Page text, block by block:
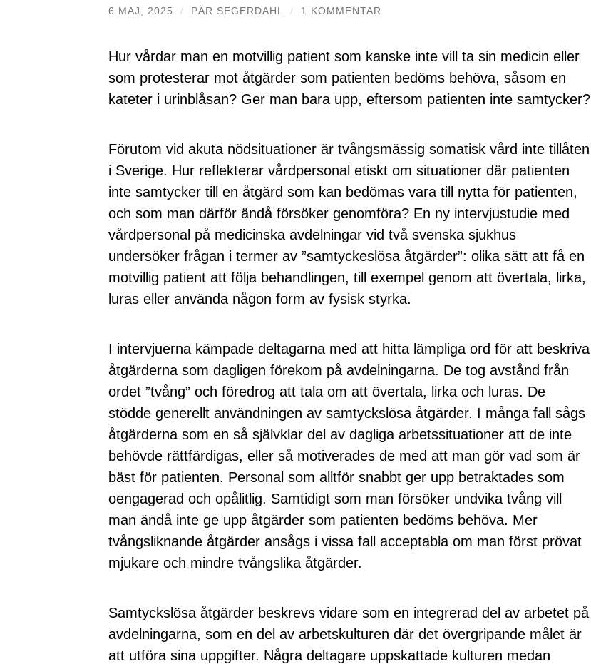
6 MAJ, 2025 / PÄR SEGERDAHL / 1 KOMMENTAR
Hur vårdar man en motvillig patient som kanske inte vill ta sin medicin eller
som protesterar mot åtgärder som patienten bedöms behöva, såsom en
kateter i urinblåsan? Ger man bara upp, eftersom patienten inte samtycker?
Förutom vid akuta nödsituationer är tvångsmässig somatisk vård inte tillåten
i Sverige. Hur reflekterar vårdpersonal etiskt om situationer där patienten
inte samtycker till en åtgärd som kan bedömas vara till nytta för patienten,
och som man därför ändå försöker genomföra? En ny intervjustudie med
vårdpersonal på medicinska avdelningar vid två svenska sjukhus
undersöker frågan i termer av ”samtyckeslösa åtgärder”: olika sätt att få en
motvillig patient att följa behandlingen, till exempel genom att övertala, lirka,
luras eller använda någon form av fysisk styrka.
I intervjuerna kämpade deltagarna med att hitta lämpliga ord för att beskriva
åtgärderna som dagligen förekom på avdelningarna. De tog avstånd från
ordet ”tvång” och föredrog att tala om att övertala, lirka och luras. De
stödde generellt användningen av samtyckslösa åtgärder. I många fall sågs
åtgärderna som en så självklar del av dagliga arbetssituationer att de inte
behövde rättfärdigas, eller så motiverades de med att man gör vad som är
bäst för patienten. Personal som alltför snabbt ger upp betraktades som
oengagerad och opålitlig. Samtidigt som man försöker undvika tvång vill
man ändå inte ge upp åtgärder som patienten bedöms behöva. Mer
tvångsliknande åtgärder ansågs i vissa fall acceptabla om man först prövat
mjukare och mindre tvångslika åtgärder.
Samtyckslösa åtgärder beskrevs vidare som en integrerad del av arbetet på
avdelningarna, som en del av arbetskulturen där det övergripande målet är
att utföra sina uppgifter. Några deltagare uppskattade kulturen medan